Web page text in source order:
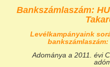
Bankszámlaszám:
Levélkampányaink
bankszámlaszám:
Adománya a 2011. évi